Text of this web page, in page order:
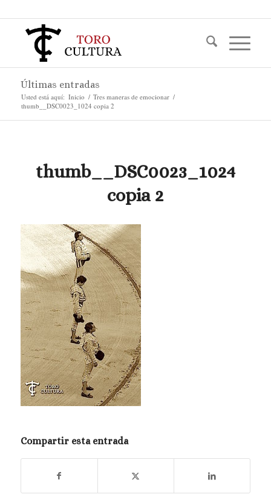
Últimas entradas
Usted está aquí: Inicio / Tres maneras de emocionar /
thumb__DSC0023_1024 copia 2
thumb__DSC0023_1024
copia 2
Compartir esta entrada